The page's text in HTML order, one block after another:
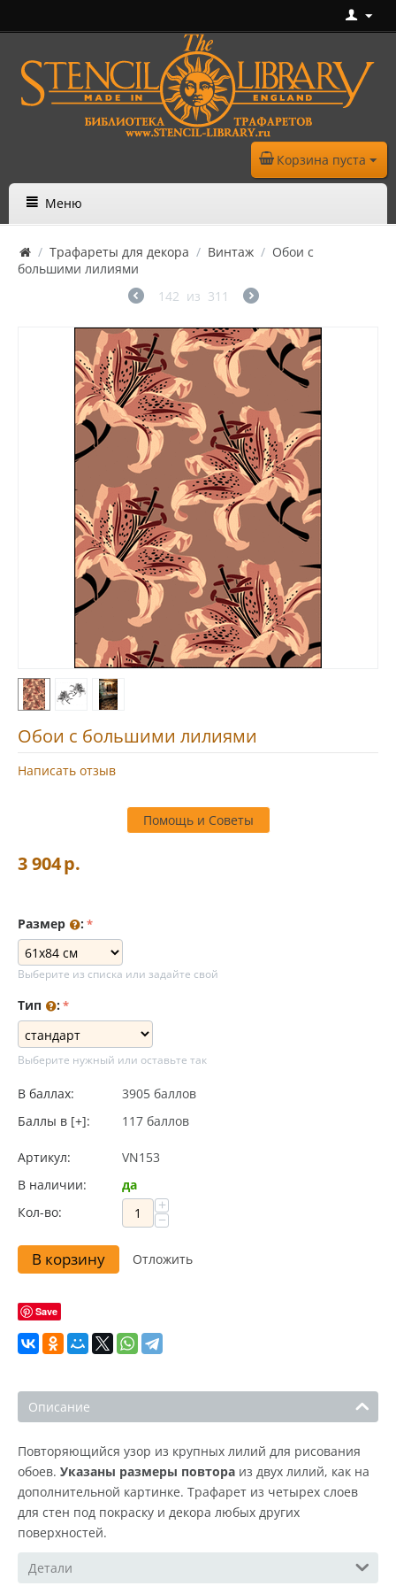
Корзина пуста
Меню
/ Трафареты для декора / Винтаж / Обои с
большими лилиями
142 из 311
Обои с большими лилиями
Написать отзыв
Помощь и Советы
3 904р.
Размер :
Выберите из списка или задайте свой
Тип :
Выберите нужный или оставьте так
В баллах:
3905 баллов
Баллы в [+]:
117 баллов
Артикул:
VN153
В наличии:
да
Кол-во:
+
−
В корзину Отложить
Save
Описание
Повторяющийся узор из крупных лилий для рисования
обоев. Указаны размеры повтора из двух лилий, как на
дополнительной картинке. Трафарет из четырех слоев
для стен под покраску и декора любых других
поверхностей.
Детали